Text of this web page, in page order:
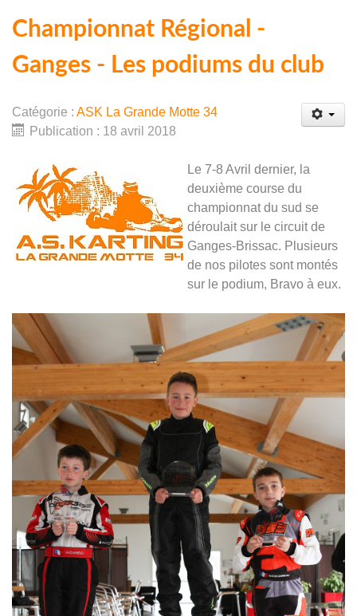
Championnat Régional -
Ganges - Les podiums du club
Catégorie : ASK La Grande Motte 34
Publication : 18 avril 2018
Le 7-8 Avril dernier, la
deuxième course du
championnat du sud se
déroulait sur le circuit de
Ganges-Brissac. Plusieurs
de nos pilotes sont montés
sur le podium, Bravo à eux.